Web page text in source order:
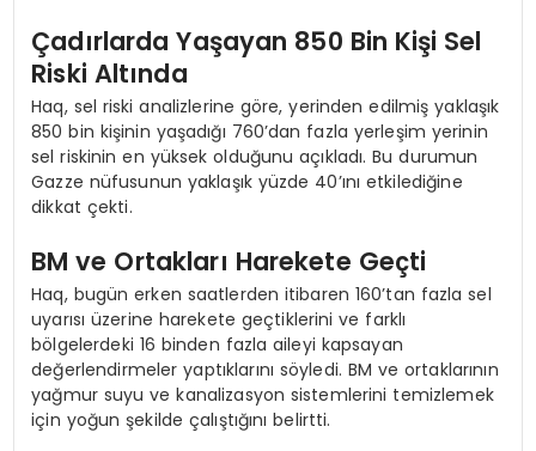
Çadırlarda Yaşayan 850 Bin Kişi Sel
Riski Altında
Haq, sel riski analizlerine göre, yerinden edilmiş yaklaşık
850 bin kişinin yaşadığı 760’dan fazla yerleşim yerinin
sel riskinin en yüksek olduğunu açıkladı. Bu durumun
Gazze nüfusunun yaklaşık yüzde 40’ını etkilediğine
dikkat çekti.
BM ve Ortakları Harekete Geçti
Haq, bugün erken saatlerden itibaren 160’tan fazla sel
uyarısı üzerine harekete geçtiklerini ve farklı
bölgelerdeki 16 binden fazla aileyi kapsayan
değerlendirmeler yaptıklarını söyledi. BM ve ortaklarının
yağmur suyu ve kanalizasyon sistemlerini temizlemek
için yoğun şekilde çalıştığını belirtti.